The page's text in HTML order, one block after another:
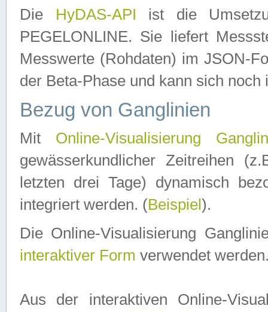
Die HyDAS-API ist die
PEGELONLINE. Sie liefert
Messwerte (Rohdaten) im JSON-
der Beta-Phase und kann sich noch
Bezug von Ganglinien
Mit Online-Visualisierung
gewässerkundlicher Zeitreihen
letzten drei Tage) dynamisch
integriert werden. (Beispiel ).
Die Online-Visualisierung
interaktiver Form verwendet
Aus der interaktiven Online-